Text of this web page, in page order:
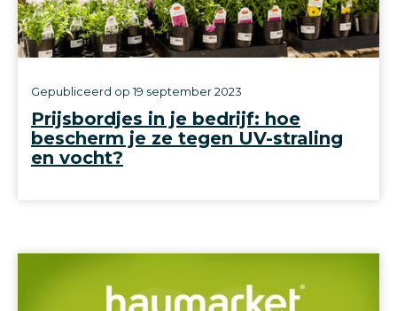
Prijsbordjes in je bedrijf: hoe
bescherm je ze tegen UV-straling
en vocht?
Gepubliceerd op 19 september 2023